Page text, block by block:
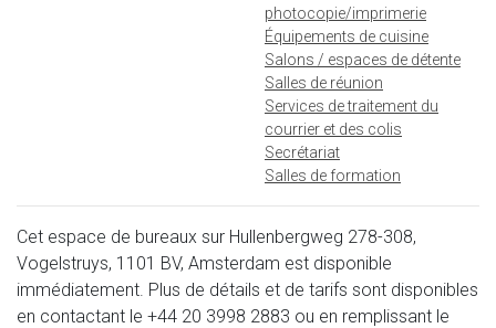
photocopie/imprimerie
Équipements de cuisine
Salons / espaces de détente
Salles de réunion
Services de traitement du
courrier et des colis
Secrétariat
Salles de formation
Cet espace de bureaux sur Hullenbergweg 278-308,
Vogelstruys, 1101 BV, Amsterdam est disponible
immédiatement. Plus de détails et de tarifs sont disponibles
en contactant le +44 20 3998 2883 ou en remplissant le